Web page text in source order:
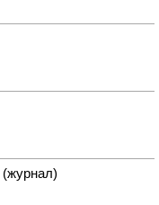
(журнал)